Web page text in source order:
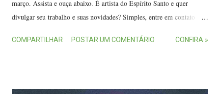
março. Assista e ouça abaixo. É artista do Espírito Santo e quer
divulgar seu trabalho e suas novidades? Simples, entre em contato
99720-8889 ou e-mail contato.ommc@gmail.com . Confira os
COMPARTILHAR POSTAR UM COMENTÁRIO CONFIRA »